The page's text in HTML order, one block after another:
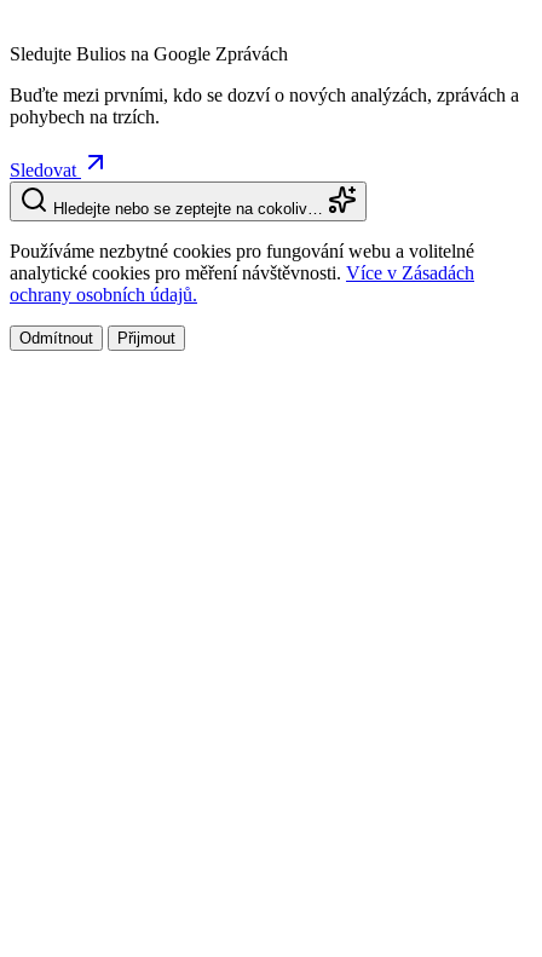
Sledujte Bulios na Google Zprávách
Buďte mezi prvními, kdo se dozví o nových analýzách, zprávách a
pohybech na trzích.
Sledovat
Hledejte nebo se zeptejte na cokoliv…
Používáme nezbytné cookies pro fungování webu a volitelné
analytické cookies pro měření návštěvnosti. Více v Zásadách
ochrany osobních údajů.
Odmítnout Přijmout